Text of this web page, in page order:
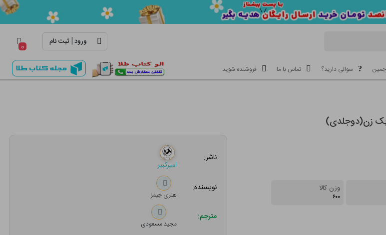
ورود| ثبت نام ۰
سوالی دارید؟ تماس با ما فروشنده شوید
وزن کالا
۶۰۰
ناشر:
امیرکبیر
نویسنده:
هنری جیمز
مترجم:
مجید مسعودی